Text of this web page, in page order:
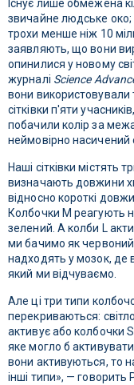
Існує лише обмежена
звичайне людське око;
трохи менше ніж 10
заявляють, що вони
опинилися у новому
журналі Science
вони використовували
сітківки п'яти
побачили колір за
неймовірно насичений
Наші сітківки містять
визначають довжини
відносно короткі
Колбочки M реагують
зелений. А колби L
ми бачимо як червоний.
надходять у мозок, де
який ми відчуваємо.
Але ці три типи
перекриваються:
активує або колбочки
яке могло б
вони активуються, то
інші типи», — говорить